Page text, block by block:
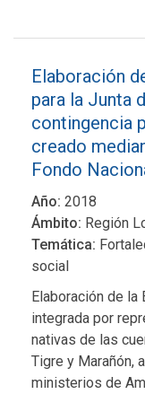
Elaboración
para la Junta
contingencia
creado
Fondo
Año: 2018
Ámbito: Región
Temática:
social
Elaboración de la
integrada por
nativas de las
Tigre y Marañón,
ministerios de